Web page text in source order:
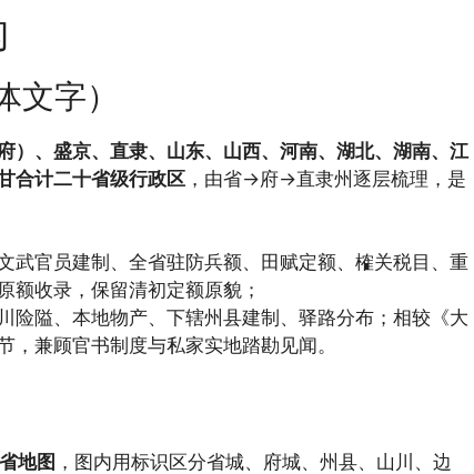
字）
）、盛京、直隶、山东、山西、河南、湖北、湖南、江
合计二十省级行政区 ，由省→府→直隶州逐层梳理，是
武官员建制、全省驻防兵额、田赋定额、榷关税目、重
额收录，保留清初定额原貌；
险隘、本地物产、下辖州县建制、驿路分布；相较《大
兼顾官书制度与私家实地踏勘见闻。
地图 ，图内用标识区分省城、府城、州县、山川、边